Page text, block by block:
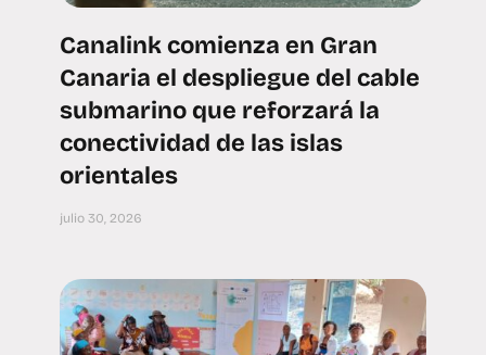
Canalink comienza en Gran
Canaria el despliegue del cable
submarino que reforzará la
conectividad de las islas
orientales
julio 30, 2026